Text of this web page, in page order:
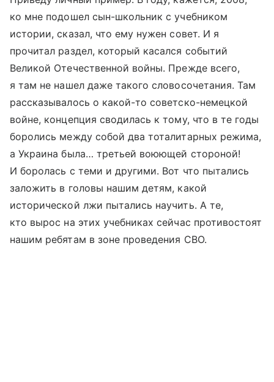
ко мне подошел сын-школьник с учебником
истории, сказал, что ему нужен совет. И я
прочитал раздел, который касался событий
Великой Отечественной войны. Прежде всего,
я там не нашел даже такого словосочетания. Там
рассказывалось о какой-то советско-немецкой
войне, концепция сводилась к тому, что в те годы
боролись между собой два тоталитарных режима,
а Украина была… третьей воюющей стороной!
И боролась с теми и другими. Вот что пытались
заложить в головы нашим детям, какой
исторической лжи пытались научить. А те,
кто вырос на этих учебниках сейчас противостоят
нашим ребятам в зоне проведения СВО.